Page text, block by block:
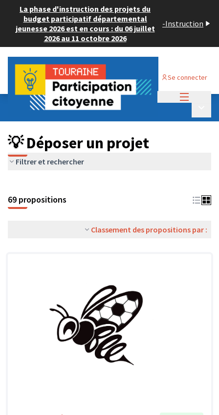
La phase d'instruction des projets du
budget participatif départemental
jeunesse 2026 est en cours : du 06 juillet
2026 au 11 octobre 2026
-Instruction
Se connecter
Budget Participatif ADULTE 2024
💡 Déposer un projet
💡 Déposer un projet
Filtrer et rechercher
69 propositions
Classement des propositions par :